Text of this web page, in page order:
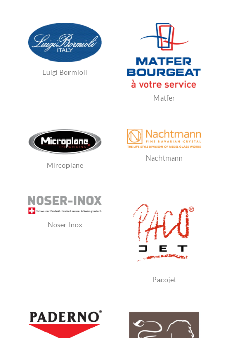
Luigi Bormioli
Matfer
Mircoplane
Nachtmann
Noser Inox
Pacojet